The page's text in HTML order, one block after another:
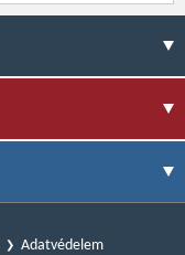
Adatvédelem